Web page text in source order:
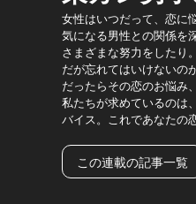
女性はいつだって、恋に
気になる男性との関係を
さまざまな努力をしたり。
だが忘れてはいけないの
だったらその恋のお悩み
私たちが求めているのは
バイス。これであなたの
この連載の記事一覧